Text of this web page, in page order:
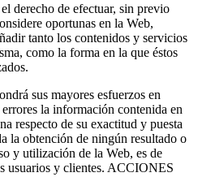
derecho de efectuar, sin previo
oportunas en la Web,
tanto los contenidos y servicios
como la forma en la que éstos
sus mayores esfuerzos en
la información contenida en
respecto de su exactitud y puesta
la obtención de ningún resultado o
y utilización de la Web, es de
usuarios y clientes. ACCIONES